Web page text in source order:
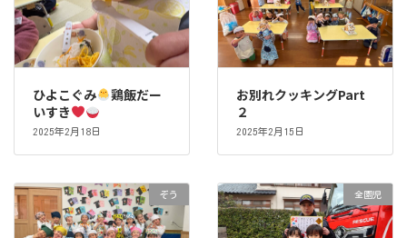
ひよこぐみ
鶏飯だー
いすき
2025年2月18日
お別れクッキングPart
２
2025年2月15日
ぞう 全園児